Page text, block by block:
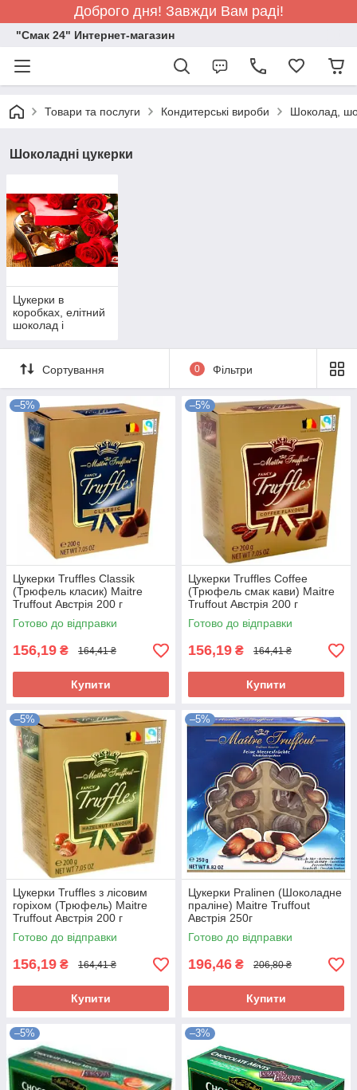
Доброго дня! Завжди Вам раді!
"Смак 24" Интернет-магазин
Товари та послуги Кондитерські вироби Шоколад,
Шоколадні цукерки
Цукерки в
коробках, елітний
шоколад і
набори
Сортування
0 Фільтри
–5%
Цукерки Truffles Classik
(Трюфель класик) Maitre
Truffout Австрія 200 г
Готово до відправки
156,19 ₴ 164,41 ₴
Купити
–5%
Цукерки Truffles Coffee
(Трюфель смак кави) Maitre
Truffout Австрія 200 г
Готово до відправки
156,19 ₴ 164,41 ₴
Купити
–5%
Цукерки Truffles з лісовим
горіхом (Трюфель) Maitre
Truffout Австрія 200 г
Готово до відправки
156,19 ₴ 164,41 ₴
Купити
–5%
Цукерки Pralinen (Шоколадне
праліне) Maitre Truffout
Австрія 250г
Готово до відправки
196,46 ₴ 206,80 ₴
Купити
–5% –3%